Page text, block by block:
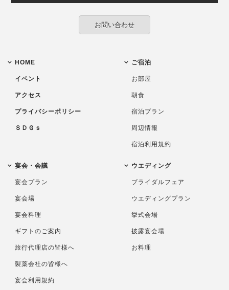
お問い合わせ
HOME
イベント
アクセス
プライバシーポリシー
ＳＤＧｓ
ご宿泊
お部屋
朝食
宿泊プラン
周辺情報
宿泊利用規約
宴会・会議
宴会プラン
宴会場
宴会料理
ギフトのご案内
旅行代理店の皆様へ
製薬会社の皆様へ
宴会利用規約
ウエディング
ブライダルフェア
ウエディングプラン
挙式会場
披露宴会場
お料理